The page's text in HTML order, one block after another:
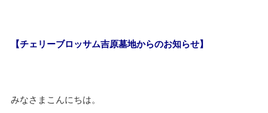
【チェリーブロッサム吉原墓地からのお知らせ】
みなさまこんにちは。